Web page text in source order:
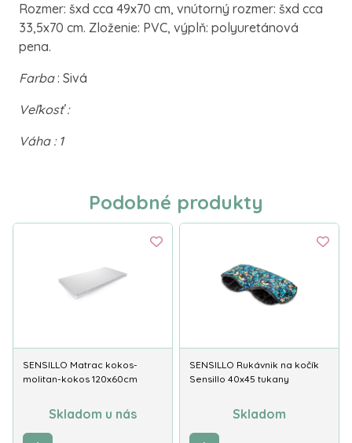
Rozmer: šxd cca 49x70 cm, vnútorný rozmer: šxd cca
33,5x70 cm. Zloženie: PVC, výplň: polyuretánová
pena.
Farba: Sivá
Veľkosť :
Váha : 1
Podobné produkty
SENSILLO Matrac kokos-
molitan-kokos 120x60cm
Skladom u nás
SENSILLO Rukávnik na kočík
Sensillo 40x45 tukany
Skladom